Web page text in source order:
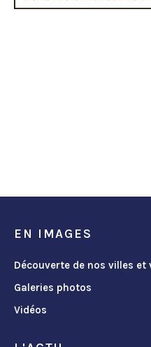
EN IMAGES
Découverte de nos villes et
Galeries photos
Vidéos